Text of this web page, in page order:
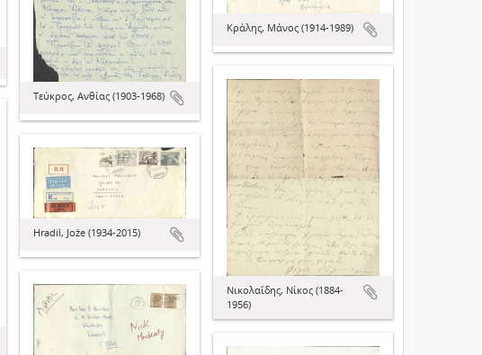
Τεύκρος, Ανθίας (1903-1968)
Κράλης, Μάνος (1914-1989)
Νικολαΐδης, Νίκος (1884-
1956)
Hradil, Jože (1934-2015)